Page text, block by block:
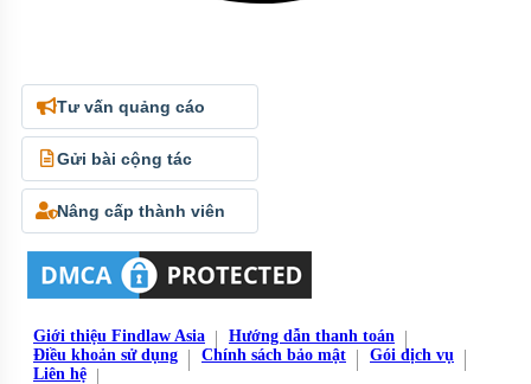
Tư vấn quảng cáo
Gửi bài cộng tác
Nâng cấp thành viên
Giới thiệu Findlaw Asia
Hướng dẫn thanh toán
Điều khoản sử dụng
Chính sách bảo mật
Gói dịch vụ
Liên hệ